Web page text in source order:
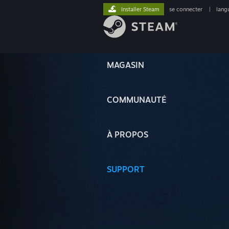
MAGASIN
COMMUNAUTÉ
À PROPOS
SUPPORT
Installer Steam se connecter